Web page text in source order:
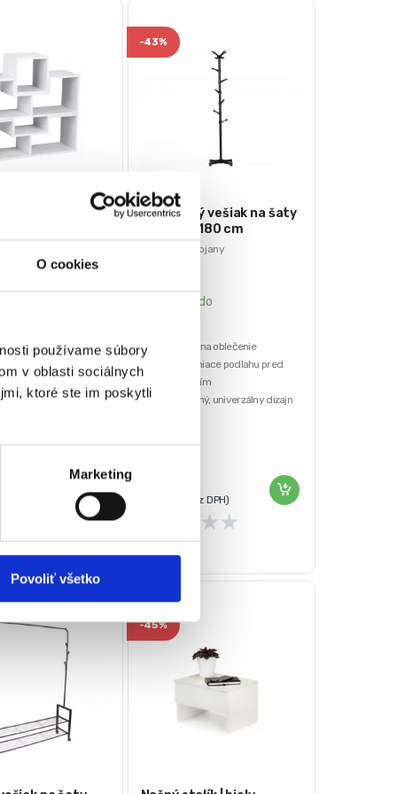
O cookies
používame súbory
v oblasti sociálnych
ktoré ste im poskytli
Marketing
Povoliť všetko
konfigurácie
dizajn a štýl
drevotrieska
Vešiaky a stojany
-43%
Stojanový vešiak na šaty
– čierny | 180 cm
Skladom -
doručenie do
14 háčikov na oblečenie
Nohy chrániace podlahu pred
poškriabaním
Jednoduchý, univerzálny dizajn
bez DPH)
★★
-45%